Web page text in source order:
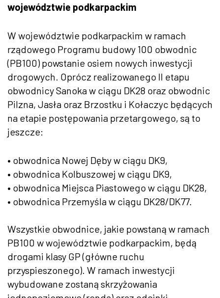
województwie podkarpackim
W województwie podkarpackim w ramach
rządowego Programu budowy 100 obwodnic
(PB100) powstanie osiem nowych inwestycji
drogowych. Oprócz realizowanego II etapu
obwodnicy Sanoka w ciągu DK28 oraz obwodnic
Pilzna, Jasła oraz Brzostku i Kołaczyc będących
na etapie postępowania przetargowego, są to
jeszcze:
• obwodnica Nowej Dęby w ciągu DK9,
• obwodnica Kolbuszowej w ciągu DK9,
• obwodnica Miejsca Piastowego w ciągu DK28,
• obwodnica Przemyśla w ciągu DK28/DK77.
Wszystkie obwodnice, jakie powstaną w ramach
PB100 w województwie podkarpackim, będą
drogami klasy GP (główne ruchu
przyspieszonego). W ramach inwestycji
wybudowane zostaną skrzyżowania